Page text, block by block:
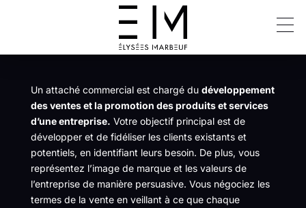
ATTACHÉ COMMERCIAL
Un attaché commercial est chargé du développement
des ventes et la promotion des produits et services
d’une entreprise. Votre objectif principal est de
développer et de fidéliser les clients existants et
potentiels, en identifiant leurs besoin. De plus, vous
représentez l’image de marque et les valeurs de
l’entreprise de manière persuasive. Vous négociez les
termes de la vente en veillant à ce que chaque